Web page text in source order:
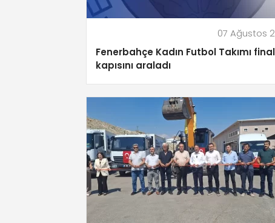
07 Ağustos
Fenerbahçe Kadın Futbol Takımı final
kapısını araladı